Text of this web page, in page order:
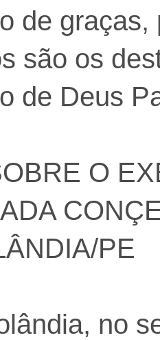
de graças,
são os
de Deus
O
PE
no